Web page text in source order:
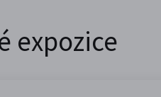
expozice